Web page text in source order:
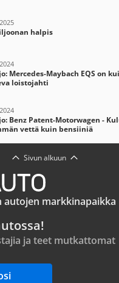
halpis
Mercedes-Maybach EQS on
loistojahti
Benz Patent-Motorwagen -
vettä kuin bensiiniä
Sivun alkuun
autojen markkinapaikka
ja teet mutkattomat